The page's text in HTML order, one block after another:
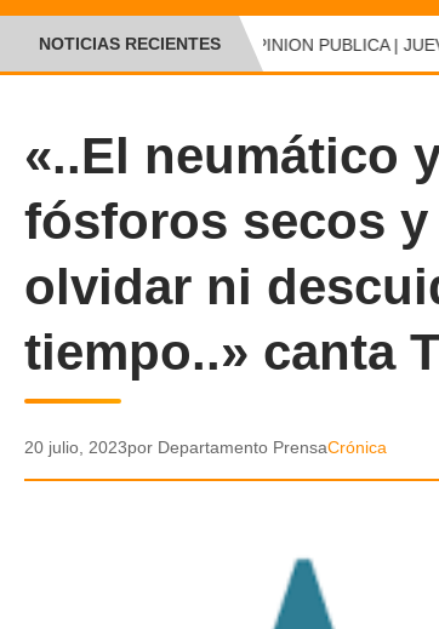
NOTICIAS RECIENTESOPINION PUBLICA |
«..El neumático
fósforos secos
olvidar ni
tiempo..» canta
20 julio, 2023por Departamento PrensaCrónica